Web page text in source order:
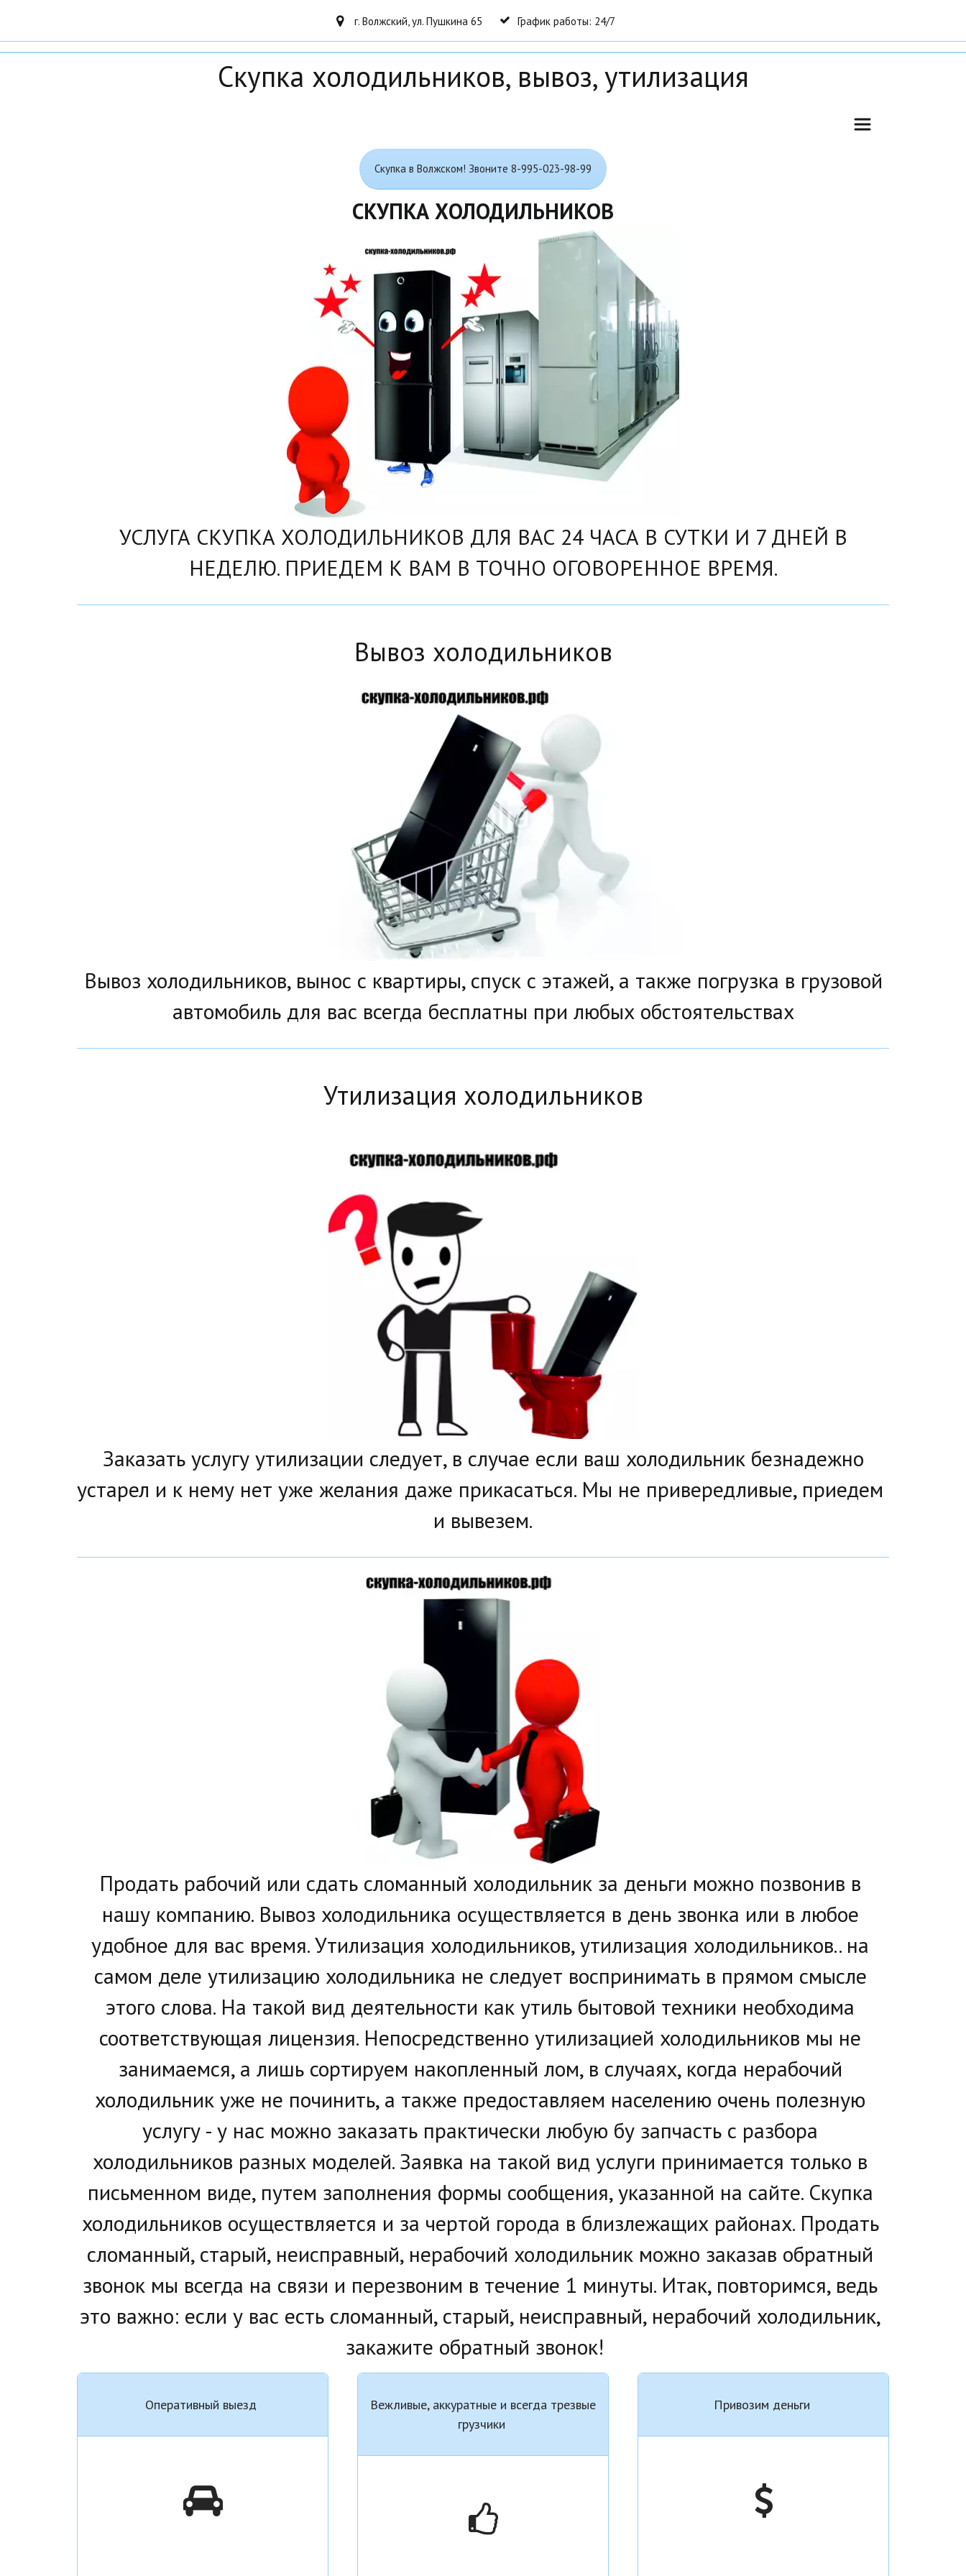
г. Волжский ул. Пушкина 65 График работы: 24/7
Скупка холодильников, вывоз, утилизация
Скупка в Волжском! Звоните 8-995-023-98-99
СКУПКА ХОЛОДИЛЬНИКОВ
УСЛУГА СКУПКА ХОЛОДИЛЬНИКОВ ДЛЯ ВАС 24 ЧАСА В СУТКИ И 7 ДНЕЙ В
НЕДЕЛЮ. ПРИЕДЕМ К ВАМ В ТОЧНО ОГОВОРЕННОЕ ВРЕМЯ.
Вывоз холодильников
Вывоз холодильников, вынос с квартиры, спуск с этажей, а также погрузка в грузовой
автомобиль для вас всегда бесплатны при любых обстоятельствах
Утилизация холодильников
Заказать услугу утилизации следует, в случае если ваш холодильник безнадежно
устарел и к нему нет уже желания даже прикасаться. Мы не привередливые, приедем
и вывезем.
­Продать рабочий или сдать сломанный холодильник за деньги можно позвонив в
нашу компанию. Вывоз холодильника осуществляется в день звонка или в любое
удобное для вас время. Утилизация холодильников, утилизация холодильников.. на
самом деле утилизацию холодильника не следует воспринимать в прямом смысле
этого слова. На такой вид деятельности как утиль бытовой техники необходима
соответствующая лицензия. Непосредственно утилизацией холодильников мы не
занимаемся, а лишь сортируем накопленный лом, в случаях, когда нерабочий
холодильник уже не починить, а также предоставляем населению очень полезную
услугу - у нас можно заказать практически любую бу запчасть с разбора
холодильников разных моделей. Заявка на такой вид услуги принимается только в
письменном виде, путем заполнения формы сообщения, указанной на сайте. Скупка
холодильников осуществляется и за чертой города в близлежащих районах. Продать
сломанный, старый, неисправный, нерабочий холодильник можно заказав обратный
звонок мы всегда на связи и перезвоним в течение 1 минуты. Итак, повторимся, ведь
это важно: если у вас есть сломанный, старый, неисправный, нерабочий холодильник,
закажите обратный звонок!
Оперативный выезд
Вежливые, аккуратные и всегда трезвые
грузчики
Привозим деньги